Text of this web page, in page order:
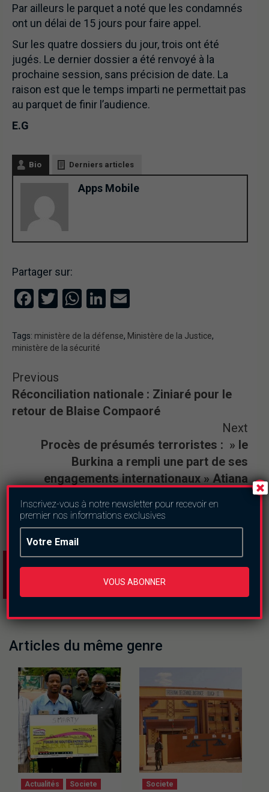
Par ailleurs le parquet a noté que les condamnés
ont un délai de 15 jours pour faire appel.
Sur les quatre dossiers du jour, trois ont été
jugés. Le dernier dossier a été renvoyé à la
prochaine session, sans précision de date. La
raison est que le temps imparti ne permettait pas
au parquet de finir l’audience.
E.G
Bio Derniers articles
Apps Mobile
Partager sur:
Facebook
Twitter
WhatsApp
LinkedIn
Tags: ministère de la défense, Ministère de la Justice,
ministère de la sécurité
Previous
Réconciliation nationale : Ziniaré pour le
retour de Blaise Compaoré
Next
Procès de présumés terroristes : » le
Burkina a rempli une part de ses
engagements internationaux » Atiana
Articles du même genre
Actualités Societe Societe
Inscrivez-vous à notre newsletter pour recevoir en
premier nos informations exclusives
VOUS ABONNER